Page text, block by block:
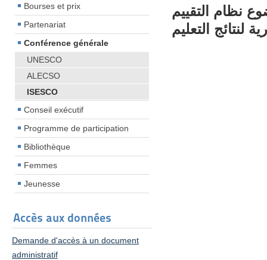
Bourses et prix
Partenariat
Conférence générale
UNESCO
ALECSO
ISESCO
Conseil exécutif
Programme de participation
Bibliothèque
Femmes
Jeunesse
Accès aux données
Demande d'accès à un document
administratif
نظام التقييم
لنتائج التعليم